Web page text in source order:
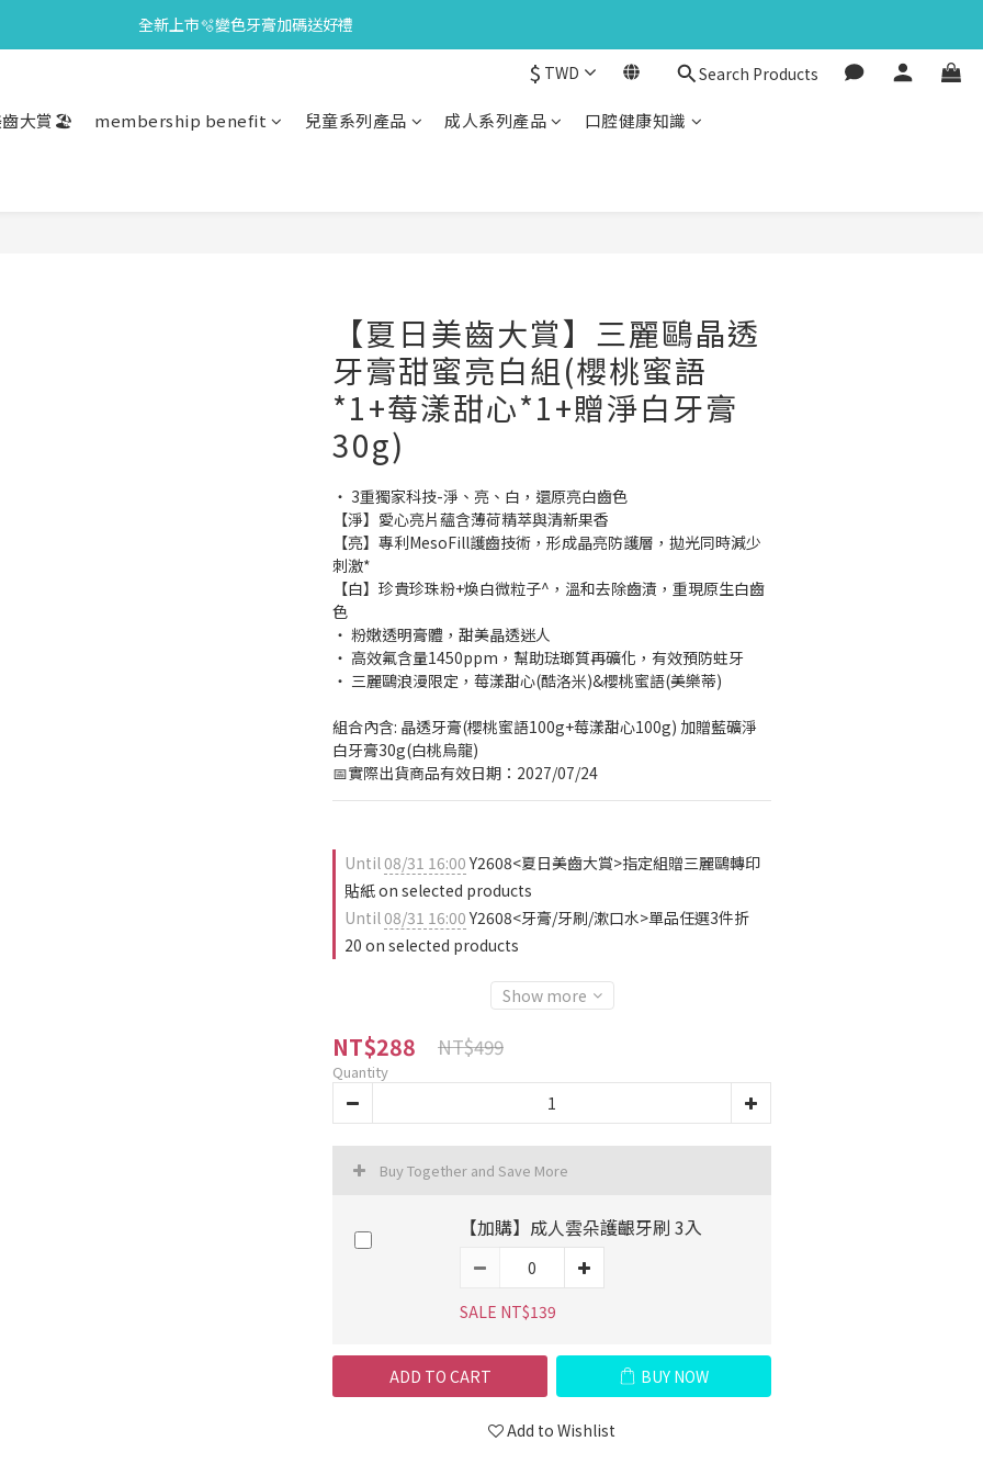
會員限定🎁點數兌換好禮
全新上市🫧變色牙膏加碼送好禮
$ TWD Search Products
齒大賞🏖️ membership benefit 兒童系列產品 成人系列產品
口腔健康知識
【夏日美齒大賞】三麗鷗晶透
牙膏甜蜜亮白組(櫻桃蜜語
*1+莓漾甜心*1+贈淨白牙膏
30g)
‧ 3重獨家科技-淨、亮、白，還原亮白齒色
【淨】愛心亮片蘊含薄荷精萃與清新果香
【亮】專利MesoFill護齒技術，形成晶亮防護層，拋光同時減少
刺激*
【白】珍貴珍珠粉+煥白微粒子^，溫和去除齒漬，重現原生白齒
色
‧ 粉嫩透明膏體，甜美晶透迷人
‧ 高效氟含量1450ppm，幫助琺瑯質再礦化，有效預防蛀牙
‧ 三麗鷗浪漫限定，莓漾甜心(酷洛米)&櫻桃蜜語(美樂蒂)
組合內含: 晶透牙膏(櫻桃蜜語100g+莓漾甜心100g) 加贈藍礦淨
白牙膏30g(白桃烏龍)
📅實際出貨商品有效日期：2027/07/24
Until08/31 16:00 Y2608<夏日美齒大賞>指定組贈三麗鷗轉印
貼紙 on selected products
Until08/31 16:00 Y2608<牙膏/牙刷/漱口水>單品任選3件折
20 on selected products
Show more
NT$288 NT$499
Quantity
Buy Together and Save More
【加購】成人雲朵護齦牙刷 3入
SALE NT$139
ADD TO CART BUY NOW
Add to Wishlist